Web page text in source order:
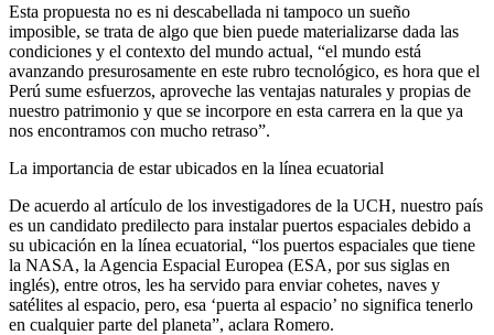
Esta propuesta no es ni descabellada ni tampoco un sueño
imposible, se trata de algo que bien puede materializarse dada las
condiciones y el contexto del mundo actual, “el mundo está
avanzando presurosamente en este rubro tecnológico, es hora que el
Perú sume esfuerzos, aproveche las ventajas naturales y propias de
nuestro patrimonio y que se incorpore en esta carrera en la que ya
nos encontramos con mucho retraso”.
La importancia de estar ubicados en la línea ecuatorial
De acuerdo al artículo de los investigadores de la UCH, nuestro país
es un candidato predilecto para instalar puertos espaciales debido a
su ubicación en la línea ecuatorial, “los puertos espaciales que tiene
la NASA, la Agencia Espacial Europea (ESA, por sus siglas en
inglés), entre otros, les ha servido para enviar cohetes, naves y
satélites al espacio, pero, esa ‘puerta al espacio’ no significa tenerlo
en cualquier parte del planeta”, aclara Romero.